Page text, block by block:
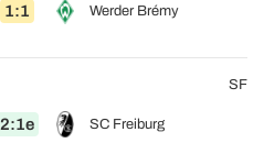
1:1 Werder Brémy
2:1e SC Freiburg
SF